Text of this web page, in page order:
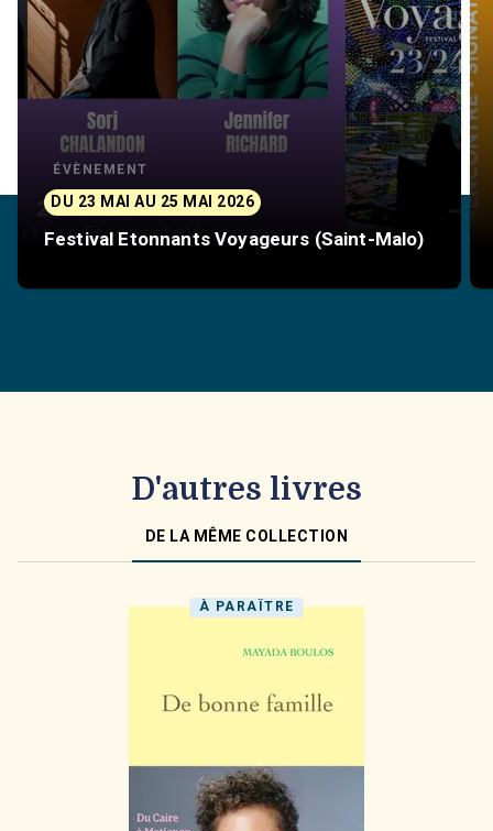
ÉVÈNEMENT
DU 23 MAI AU 25 MAI 2026
Festival Etonnants Voyageurs (Saint-Malo)
D'autres livres
DE LA MÊME COLLECTION
À PARAÎTRE